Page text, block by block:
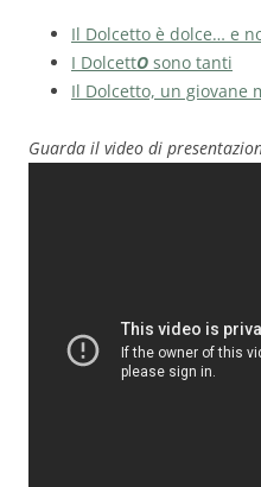
Il Dolcetto è dolce… e
I DolcettO sono tanti
Il Dolcetto, un giovane
Guarda il video di